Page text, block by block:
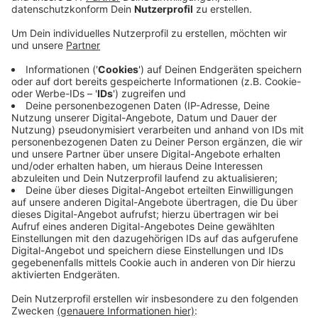
Polizei in Wiesdorf deshalb rund um das Thema
Veröffentlicht:Donnerstag, 24.09.2020 14:37
Anzeige
Es geht vor allem darum, wie Eltern ihre Kinder vor
Kriminellen schützen können. Die Kripo Köln gibt in der
Stadtbibliothek kostenlos Tipps. Allerdings müssen
sich Interessierte vorher anmelden. Es gibt wegen der
Corona-Schutzverordnung nicht beliebig viele Plätze.
Anmeldung bitte per E-Mail an dieseMailadresse.
Detaillierte Informationen zur Veranstaltung können
online oder unter Tel. 0214-406-4240 abgerufen
Anzeige